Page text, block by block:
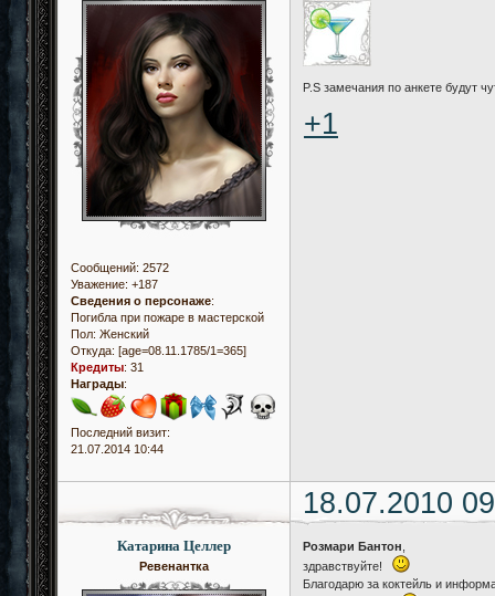
Сообщений: 2572
Уважение: +187
Сведения о персонаже:
Погибла при пожаре в мастерской
Пол: Женский
Откуда: [age=08.11.1785/1=365]
Кредиты: 31
Награды:
Последний визит:
21.07.2014 10:44
P.S замечания по анкете будут
+1
18.07.2010
Катарина Целлер
Ревенантка
Розмари Бантон,
здравствуйте!
Благодарю за коктейль и